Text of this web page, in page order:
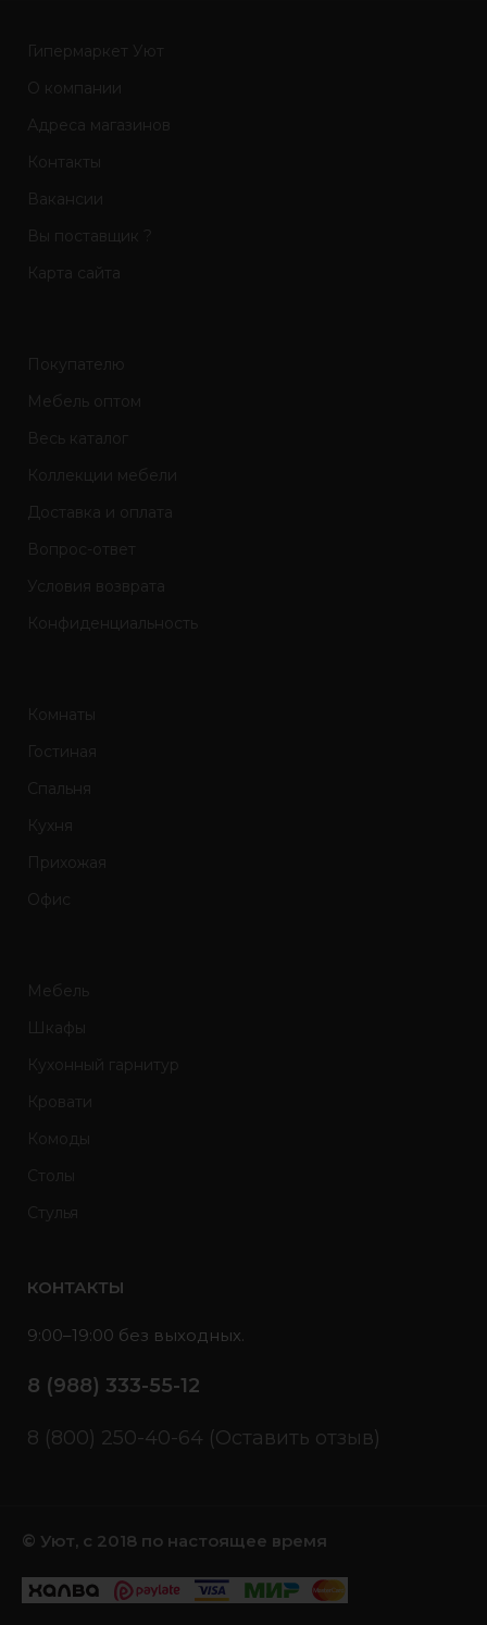
Гипермаркет Уют
О компании
Адреса магазинов
Контакты
Вакансии
Вы поставщик ?
Карта сайта
Покупателю
Мебель оптом
Весь каталог
Коллекции мебели
Доставка и оплата
Вопрос-ответ
Условия возврата
Конфиденциальность
Комнаты
Гостиная
Спальня
Кухня
Прихожая
Офис
Мебель
Шкафы
Кухонный гарнитур
Кровати
Комоды
Столы
Стулья
КОНТАКТЫ
9:00–19:00 без выходных.
8 (988) 333-55-12
8 (800) 250-40-64 (Оставить отзыв)
© Уют, с 2018 по настоящее время